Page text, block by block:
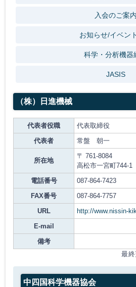
入会のご案内
お知らせ/イベン
科学・分析機器
JASIS
（株）日進機械
代表者役職
代表取締役
代表者
常盤 朝一
所在地
〒 761-8084
高松市一宮町744-1
電話番号
087-864-7423
FAX番号
087-864-7757
URL
http://www.nissin-
E-mail
備考
最
中四国科学機器協会